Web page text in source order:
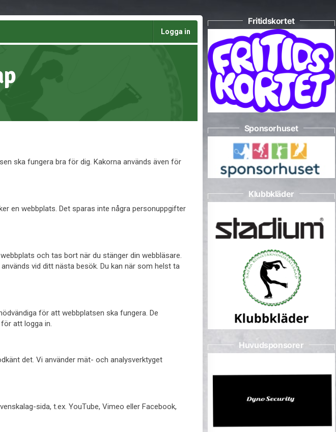
Logga in
ska fungera bra för dig. Kakorna används även för
en webbplats. Det sparas inte några personuppgifter
och tas bort när du stänger din webbläsare.
vid ditt nästa besök. Du kan när som helst ta
för att webbplatsen ska fungera. De
att logga in.
det. Vi använder mät- och analysverktyget
sida, t.ex. YouTube, Vimeo eller Facebook,
Fritidskortet
Sponsorhuset
Klubbkläder
Huvudsponsorer